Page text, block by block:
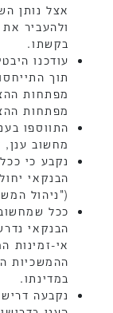
אצל נותן
ולהעביר
בקשתו.
עודכנו
תוך
מפתחות
מפתחות
התווספו
מחשוב ענן,
נקבע כי
("ניהול
ככל
הבנקאי
אי-זמינות
ההמשכיות
במדינתו.
נקבעה